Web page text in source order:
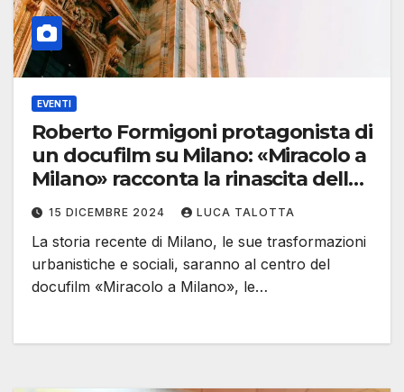
EVENTI
Roberto Formigoni protagonista di
un docufilm su Milano: «Miracolo a
Milano» racconta la rinascita della
città
15 DICEMBRE 2024 LUCA TALOTTA
La storia recente di Milano, le sue trasformazioni
urbanistiche e sociali, saranno al centro del
docufilm «Miracolo a Milano», le…